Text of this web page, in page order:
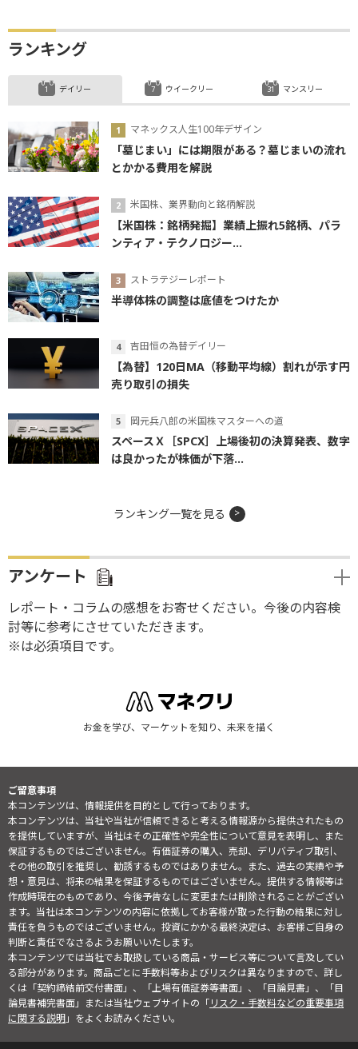
ランキング
デイリー
マネックス人生100年デザイン
「墓じまい」には期限がある？墓じまいの流れ
とかかる費用を解説
米国株、業界動向と銘柄解説
【米国株：銘柄発掘】業績上振れ5銘柄、パラ
ンティア・テクノロジー...
ストラテジーレポート
半導体株の調整は底値をつけたか
吉田恒の為替デイリー
【為替】120日MA（移動平均線）割れが示す円
売り取引の損失
岡元兵八郎の米国株マスターへの道
スペースＸ［SPCX］上場後初の決算発表、数字
は良かったが株価が下落...
ウイークリー マンスリー
ランキング一覧を見る
アンケート
レポート・コラムの感想をお寄せください。今後の内容検
討等に参考にさせていただきます。
※は必須項目です。
お金を学び、マーケットを知り、未来を描く
ご留意事項
本コンテンツは、情報提供を目的として行っております。
本コンテンツは、当社や当社が信頼できると考える情報源から提供されたもの
を提供していますが、当社はその正確性や完全性について意見を表明し、また
保証するものではございません。有価証券の購入、売却、デリバティブ取引、
その他の取引を推奨し、勧誘するものではありません。また、過去の実績や予
想・意見は、将来の結果を保証するものではございません。提供する情報等は
作成時現在のものであり、今後予告なしに変更または削除されることがござい
ます。当社は本コンテンツの内容に依拠してお客様が取った行動の結果に対し
責任を負うものではございません。投資にかかる最終決定は、お客様ご自身の
判断と責任でなさるようお願いいたします。
本コンテンツでは当社でお取扱している商品・サービス等について言及してい
る部分があります。商品ごとに手数料等およびリスクは異なりますので、詳し
くは「契約締結前交付書面」、「上場有価証券等書面」、「目論見書」、「目
論見書補完書面」または当社ウェブサイトの「リスク・手数料などの重要事項
に関する説明」をよくお読みください。